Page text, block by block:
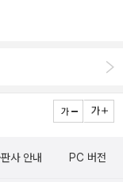
사 안내 PC 버전